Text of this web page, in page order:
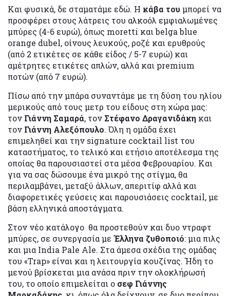
Και φυσικά, δε σταματάμε εδώ. Η κάβα τουμπορεί να
προσφέρει στους λάτρεις του αλκοόλ εμφιαλωμένες
μπύρες (4-6 ευρώ), όπως moretti και belga blue
orange dubel, οίνους λευκούς, ροζέ και ερυθρούς
(από 2 ετικέτες σε κάθε είδος / 5-7 ευρώ) και
αμέτρητες ετικέτες απλών, αλλά και premium
ποτών (από 7 ευρώ).
Πίσω από την μπάρα συναντάμε με τη δύση του ηλίου
μερικούς από τους μετρ του είδους στη χώρα μας:
τον Γιάννη Σαμαρά, τον Στέφανο Δραγανιδάκη και
τον Γιάννη Αλεξόπουλο. Όλη η ομάδα έχει
επιμεληθεί και την signature cocktail list του
καταστήματος, το τελικό και ετήσιο αποτέλεσμα της
οποίας θα παρουσιαστεί στα μέσα Φεβρουαρίου. Και
για να σας δώσουμε ένα μικρό της στίγμα, θα
περιλαμβάνει, μεταξύ άλλων, απεριτίφ αλλά και
διαφορετικές γεύσεις και παρουσιάσεις cocktail, με
βάση ελληνικά αποστάγματα.
Στον νέο κατάλογο θα προστεθούν και δυο ντραφτ
μπύρες, σε συνεργασία με Έλληνα ζυθοποιό: μια πιλς
και μια India Pale Ale. Στα άμεσα σχέδια της ομάδας
του «Trap» είναι και η λειτουργία κουζίνας. Ήδη το
μενού βρίσκεται μια ανάσα πριν την ολοκλήρωσή
του, το οποίο επιμελείται ο σεφ Γιάννης